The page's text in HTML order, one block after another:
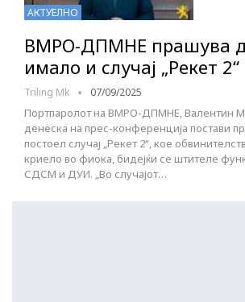
АКТУЕЛНО
ВМРО-ДПМНЕ прашува
имало и случај „Рекет 2“
Triling Mk 07/09/2025
Портпаролот на ВМРО-ДПМНЕ, Валентин
денеска на прес-конференција постави
постоел случај „Рекет 2“, кое
криело во фиока, бидејќи се штителе
СДСМ и ДУИ. „Во случајот…